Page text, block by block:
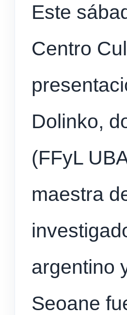
Este
Centro
Dolinko,
(FFyL
maestra
argentino
Seoane